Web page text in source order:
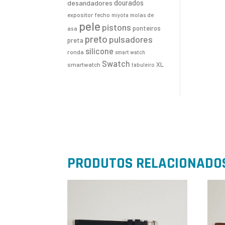
desandadores dourados
expositor fecho miyota molas de
asa pele pistons ponteiros
preta preto pulsadores
ronda silicone smart watch
smartwatch Swatch tabuleiro XL
PRODUTOS